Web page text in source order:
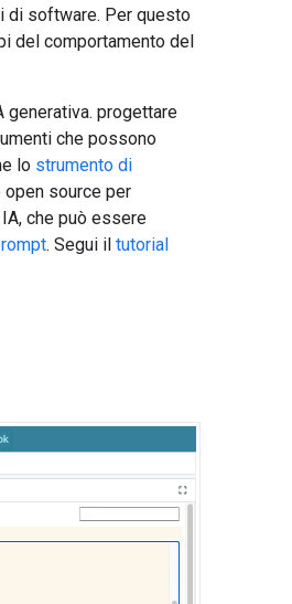
di software. Per questo
del comportamento del
generativa. progettare
che possono
lo strumento di
open source per
che può essere
. Segui il tutorial